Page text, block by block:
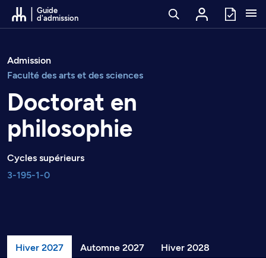
Passer au contenu
Guide
d'admission
Admission
Faculté des arts et des sciences
Doctorat en
philosophie
Cycles supérieurs
3-195-1-0
Hiver 2027 Automne 2027 Hiver 2028